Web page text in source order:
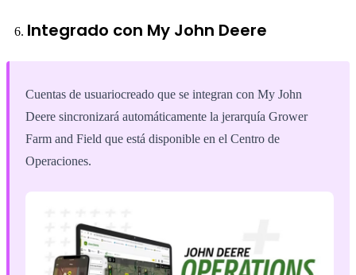
Integrado con My John Deere
Cuentas de usuariocreado que se integran con My John
Deere sincronizará automáticamente la jerarquía Grower
Farm and Field que está disponible en el Centro de
Operaciones.